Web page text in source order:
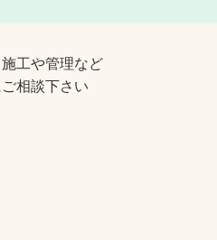
工や管理など
相談下さい